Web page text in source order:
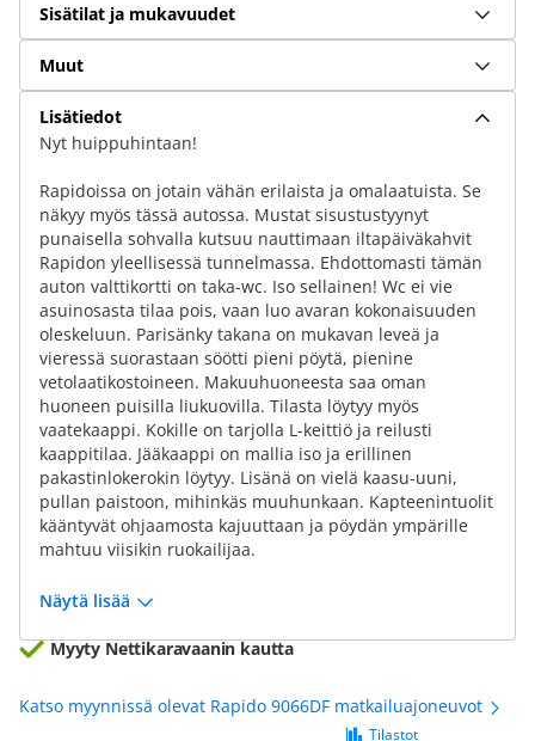
Sisätilat ja mukavuudet
Muut
Lisätiedot
Nyt huippuhintaan!
Rapidoissa on jotain vähän erilaista ja omalaatuista. Se
näkyy myös tässä autossa. Mustat sisustustyynyt
punaisella sohvalla kutsuu nauttimaan iltapäiväkahvit
Rapidon yleellisessä tunnelmassa. Ehdottomasti tämän
auton valttikortti on taka-wc. Iso sellainen! Wc ei vie
asuinosasta tilaa pois, vaan luo avaran kokonaisuuden
oleskeluun. Parisänky takana on mukavan leveä ja
vieressä suorastaan söötti pieni pöytä, pienine
vetolaatikostoineen. Makuuhuoneesta saa oman
huoneen puisilla liukuovilla. Tilasta löytyy myös
vaatekaappi. Kokille on tarjolla L-keittiö ja reilusti
kaappitilaa. Jääkaappi on mallia iso ja erillinen
pakastinlokerokin löytyy. Lisänä on vielä kaasu-uuni,
pullan paistoon, mihinkäs muuhunkaan. Kapteenintuolit
kääntyvät ohjaamosta kajuuttaan ja pöydän ympärille
mahtuu viisikin ruokailijaa.
Näytä lisää
Myyty Nettikaravaanin kautta
Katso myynnissä olevat Rapido 9066DF matkailuajoneuvot
Tilastot